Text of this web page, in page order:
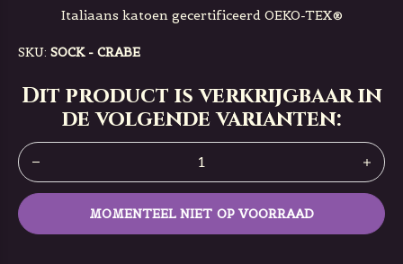
Italiaans katoen gecertificeerd OEKO-TEX®️
SKU: SOCK - CRABE
Dit product is verkrijgbaar in
de volgende varianten:
MOMENTEEL NIET OP VOORRAAD